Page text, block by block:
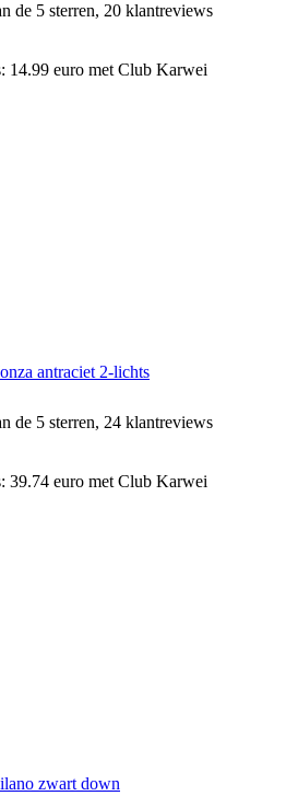
de 5 sterren, 20 klantreviews
14.99 euro met Club Karwei
antraciet 2-lichts
de 5 sterren, 24 klantreviews
39.74 euro met Club Karwei
zwart down